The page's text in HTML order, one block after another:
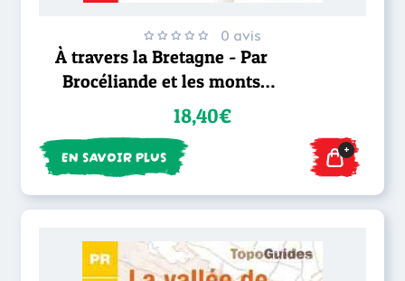
0 avis
À travers la Bretagne - Par
Brocéliande et les monts
d’Arrée – GR®37
18,40€
EN SAVOIR PLUS +